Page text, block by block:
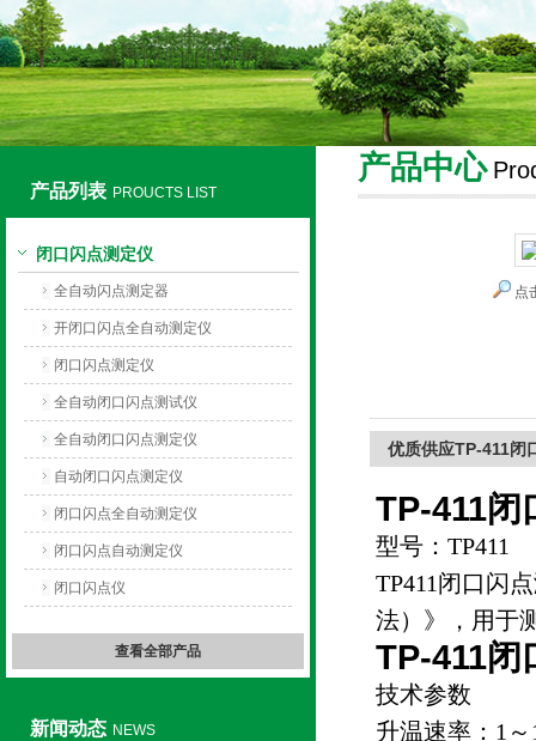
上海旺徐电气有限公司
产品列表 PROUCTS LIST
闭口闪点测定仪
全自动闪点测定器
开闭口闪点全自动测定仪
闭口闪点测定仪
全自动闭口闪点测试仪
全自动闭口闪点测定仪
自动闭口闪点测定仪
闭口闪点全自动测定仪
闭口闪点自动测定仪
闭口闪点仪
查看全部产品
新闻动态 NEWS
产品中心
点
优质供应TP-411闭
TP-411闭
型号：TP411
TP411闭口闪
法）》，用于
TP-411闭
技术参数
升温速率：1